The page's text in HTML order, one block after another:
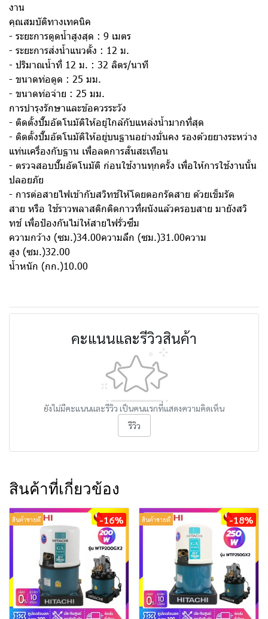
งาน
คุณสมบัติทางเทคนิค
- ระยะการดูดน้ำสูงสุด : 9 เมตร
- ระยะการส่งน้ำแนวตั้ง : 12 ม.
- ปริมาณน้ำที่ 12 ม. : 32 ลิตร/นาที
- ขนาดท่อดูด : 25 มม.
- ขนาดท่อจ่าย : 25 มม.
การบำรุงรักษาและข้อควรระวัง
- ติดตั้งปั๊มอัตโนมัติให้อยู่ใกล้กับแหล่งน้ำมากที่สุด
- ติดตั้งปั๊มอัตโนมัติให้อยู่บนฐานอย่างมั่นคง รองด้วยยางระหว่าง
แท่นเครื่องกับฐาน เพื่อลดการสั่นสะเทือน
- ตรวจสอบปั๊มอัตโนมัติ ก่อนใช้งานทุกครั้ง เพื่อให้การใช้งานนั้น
ปลอยภัย
- การต่อสายไฟเข้ากับสวิทช์ให้โดยตอกรัดสาย ด้วยเข็มรัด
สาย หรือ ใช้ราวพลาสติกติดกาวที่ผนังแล้วครอบสาย มายังสวิ
ทช์ เพื่อป้องกันไม่ให้สายไฟรั่วซึม
ความกว้าง (ซม.)34.00ความลึก (ซม.)31.00ความ
สูง (ซม.)32.00
น้ำหนัก (กก.)10.00
คะแนนและรีวิวสินค้า
ยังไม่มีคะแนนและรีวิว เป็นคนแรกที่แสดงความคิดเห็น
รีวิว
สินค้าที่เกี่ยวข้อง
สินค้าขายดี -16% สินค้าขายดี -18%